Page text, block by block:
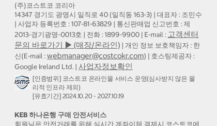
(주)코스트코 코리아
14347 경기도 광명시 일직로 40 (일직동 163-3) | 대표자 : 조민수
| 사업자 등록번호 : 107-81-63829 | 통신판매업 신고번호 : 제
2013-경기광명-0013호 | 전화 : 1899-9900 | E-mail : 고객센터
문의 바로가기 ▶ (매장/온라인) | 개인 정보 보호책임자 : 한
신(E-mail :webmanager@costcokr.com) | 호스팅제공자 :
Google Ireland Ltd. | 사업자정보확인
[인증범위] 코스트코 온라인몰 서비스 운영(심사받지 않은 물
리적 인프라 제외)
[유효기간] 2024.10.20 - 2027.10.19
KEB 하나은행 구매 안전서비스
회원님은 안전거래를 위해 실시간 계좌이체 결제시 코스트코에